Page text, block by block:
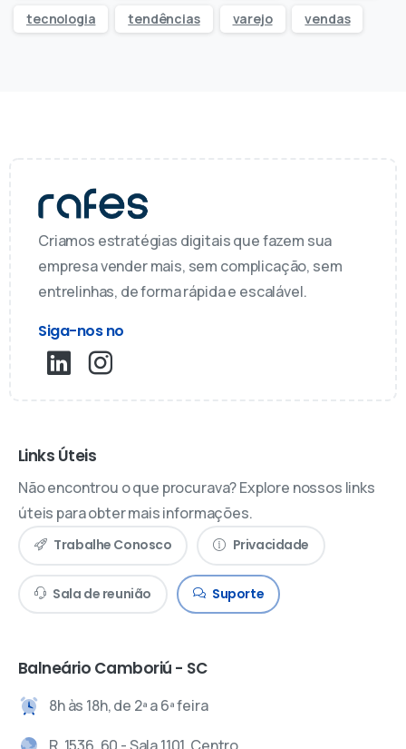
tecnologia tendências varejo vendas
Criamos estratégias digitais que fazem sua
empresa vender mais, sem complicação, sem
entrelinhas, de forma rápida e escalável.
Siga-nos no
Links Úteis
Não encontrou o que procurava? Explore nossos links
úteis para obter mais informações.
Trabalhe Conosco Privacidade
Sala de reunião Suporte
Balneário Camboriú - SC
8h às 18h, de 2ª a 6ª feira